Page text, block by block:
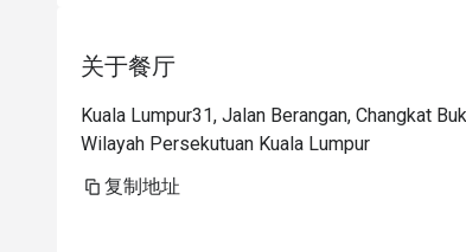
关于餐厅
Kuala Lumpur31, Jalan Berangan, Changkat
Wilayah Persekutuan Kuala Lumpur
复制地址